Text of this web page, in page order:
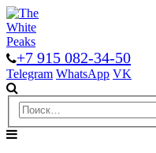
+7 915 082-34-50
Telegram WhatsApp VK